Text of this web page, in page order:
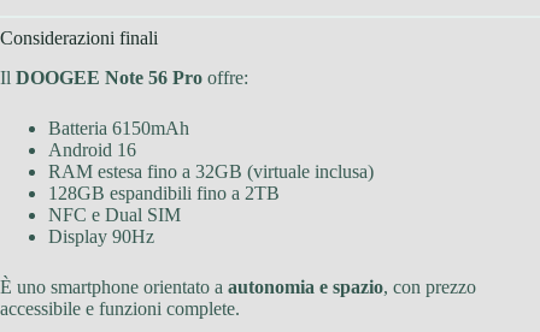
Considerazioni finali
Il DOOGEE Note 56 Pro offre:
Batteria 6150mAh
Android 16
RAM estesa fino a 32GB (virtuale inclusa)
128GB espandibili fino a 2TB
NFC e Dual SIM
Display 90Hz
È uno smartphone orientato a autonomia e spazio, con prezzo
accessibile e funzioni complete.